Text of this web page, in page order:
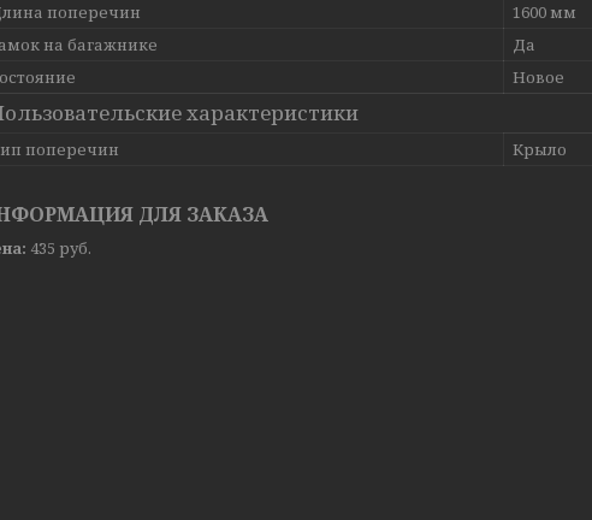
поперечин
1600 мм
на багажнике
Да
Новое
характеристики
поперечин Крыло
ДЛЯ ЗАКАЗА
435 руб.